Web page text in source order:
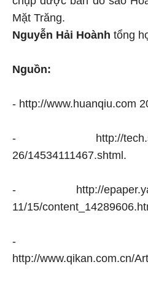
Mặt Trăng.
Nguyễn Hải Hoành tổng
Nguồn:
- http://www.huanqiu.com
- http://
26/14534111467.shtml.
- http://
11/15/
-
http://www.qikan.com.cn/